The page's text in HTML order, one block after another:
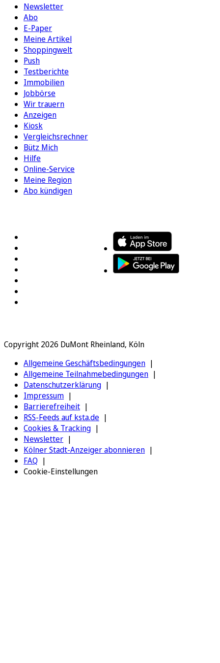
Newsletter
Abo
E-Paper
Meine Artikel
Shoppingwelt
Push
Testberichte
Immobilien
Jobbörse
Wir trauern
Anzeigen
Kiosk
Vergleichsrechner
Bütz Mich
Hilfe
Online-Service
Meine Region
Abo kündigen
Copyright 2026 DuMont Rheinland, Köln
Allgemeine Geschäftsbedingungen
Allgemeine Teilnahmebedingungen
Datenschutzerklärung
Impressum
Barrierefreiheit
RSS-Feeds auf ksta.de
Cookies & Tracking
Newsletter
Kölner Stadt-Anzeiger abonnieren
FAQ
Cookie-Einstellungen